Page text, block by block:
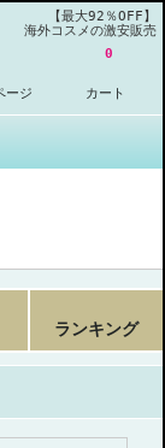
【最大92％OFF】
海外コスメの激安販売
ージ
0
カート
ランキング